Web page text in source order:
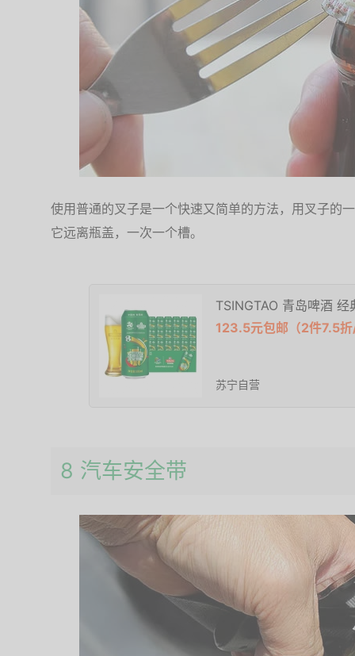
使用普通的叉子是一个快速又简单的方法，用叉子的
它远离瓶盖，一次一个槽。
TSINGTAO 青岛啤酒
123.5元包邮（2件7.5
苏宁自营
8 汽车安全带